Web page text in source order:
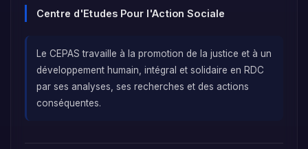
Centre d'Etudes Pour l'Action Sociale
Le CEPAS travaille à la promotion de la justice et à un
développement humain, intégral et solidaire en RDC
par ses analyses, ses recherches et des actions
conséquentes.